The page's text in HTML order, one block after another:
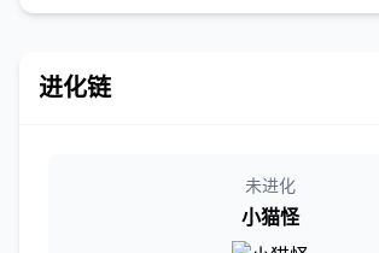
进化链
未进化
小猫怪